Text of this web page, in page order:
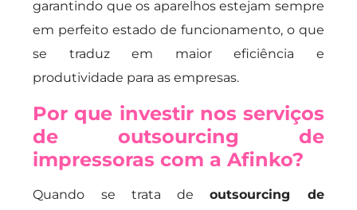
garantindo que os aparelhos estejam sempre
em perfeito estado de funcionamento, o que
se traduz em maior eficiência e
produtividade para as empresas.
Por que investir nos serviços
de outsourcing de
impressoras com a Afinko?
Quando se trata deoutsourcing de